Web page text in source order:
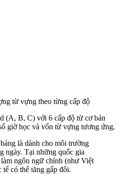
từ vựng theo từng cấp độ
(A, B, C) với 6 cấp độ từ cơ bản
giờ học và vốn từ vựng tương ứng.
là dành cho môi trường
ngày. Tại những quốc gia
ngôn ngữ chính (như Việt
có thể tăng gấp đôi.